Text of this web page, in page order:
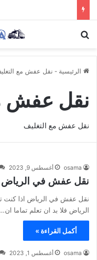
الرئيسية - نقل عفش مع
نقل عفش
نقل عفش مع التغليف
osama أغسطس 9, 2023
نقل عفش في الرياض
نقل عفش في الرياض اذا كنت
الرياض فلا بد ان تعلم تماما ان…
أكمل القراءة »
osama أغسطس 1, 2023